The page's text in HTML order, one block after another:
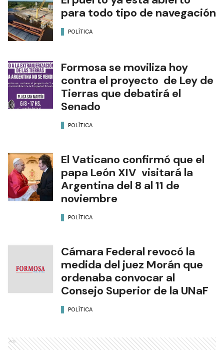
para todo tipo de navegación
POLÍTICA
Formosa se moviliza hoy
contra el proyecto de Ley de
Tierras que debatirá el
Senado
POLÍTICA
El Vaticano confirmó que el
papa León XIV visitará la
Argentina del 8 al 11 de
noviembre
POLÍTICA
Cámara Federal revocó la
medida del juez Morán que
ordenaba convocar al
Consejo Superior de la UNaF
POLÍTICA
Ads